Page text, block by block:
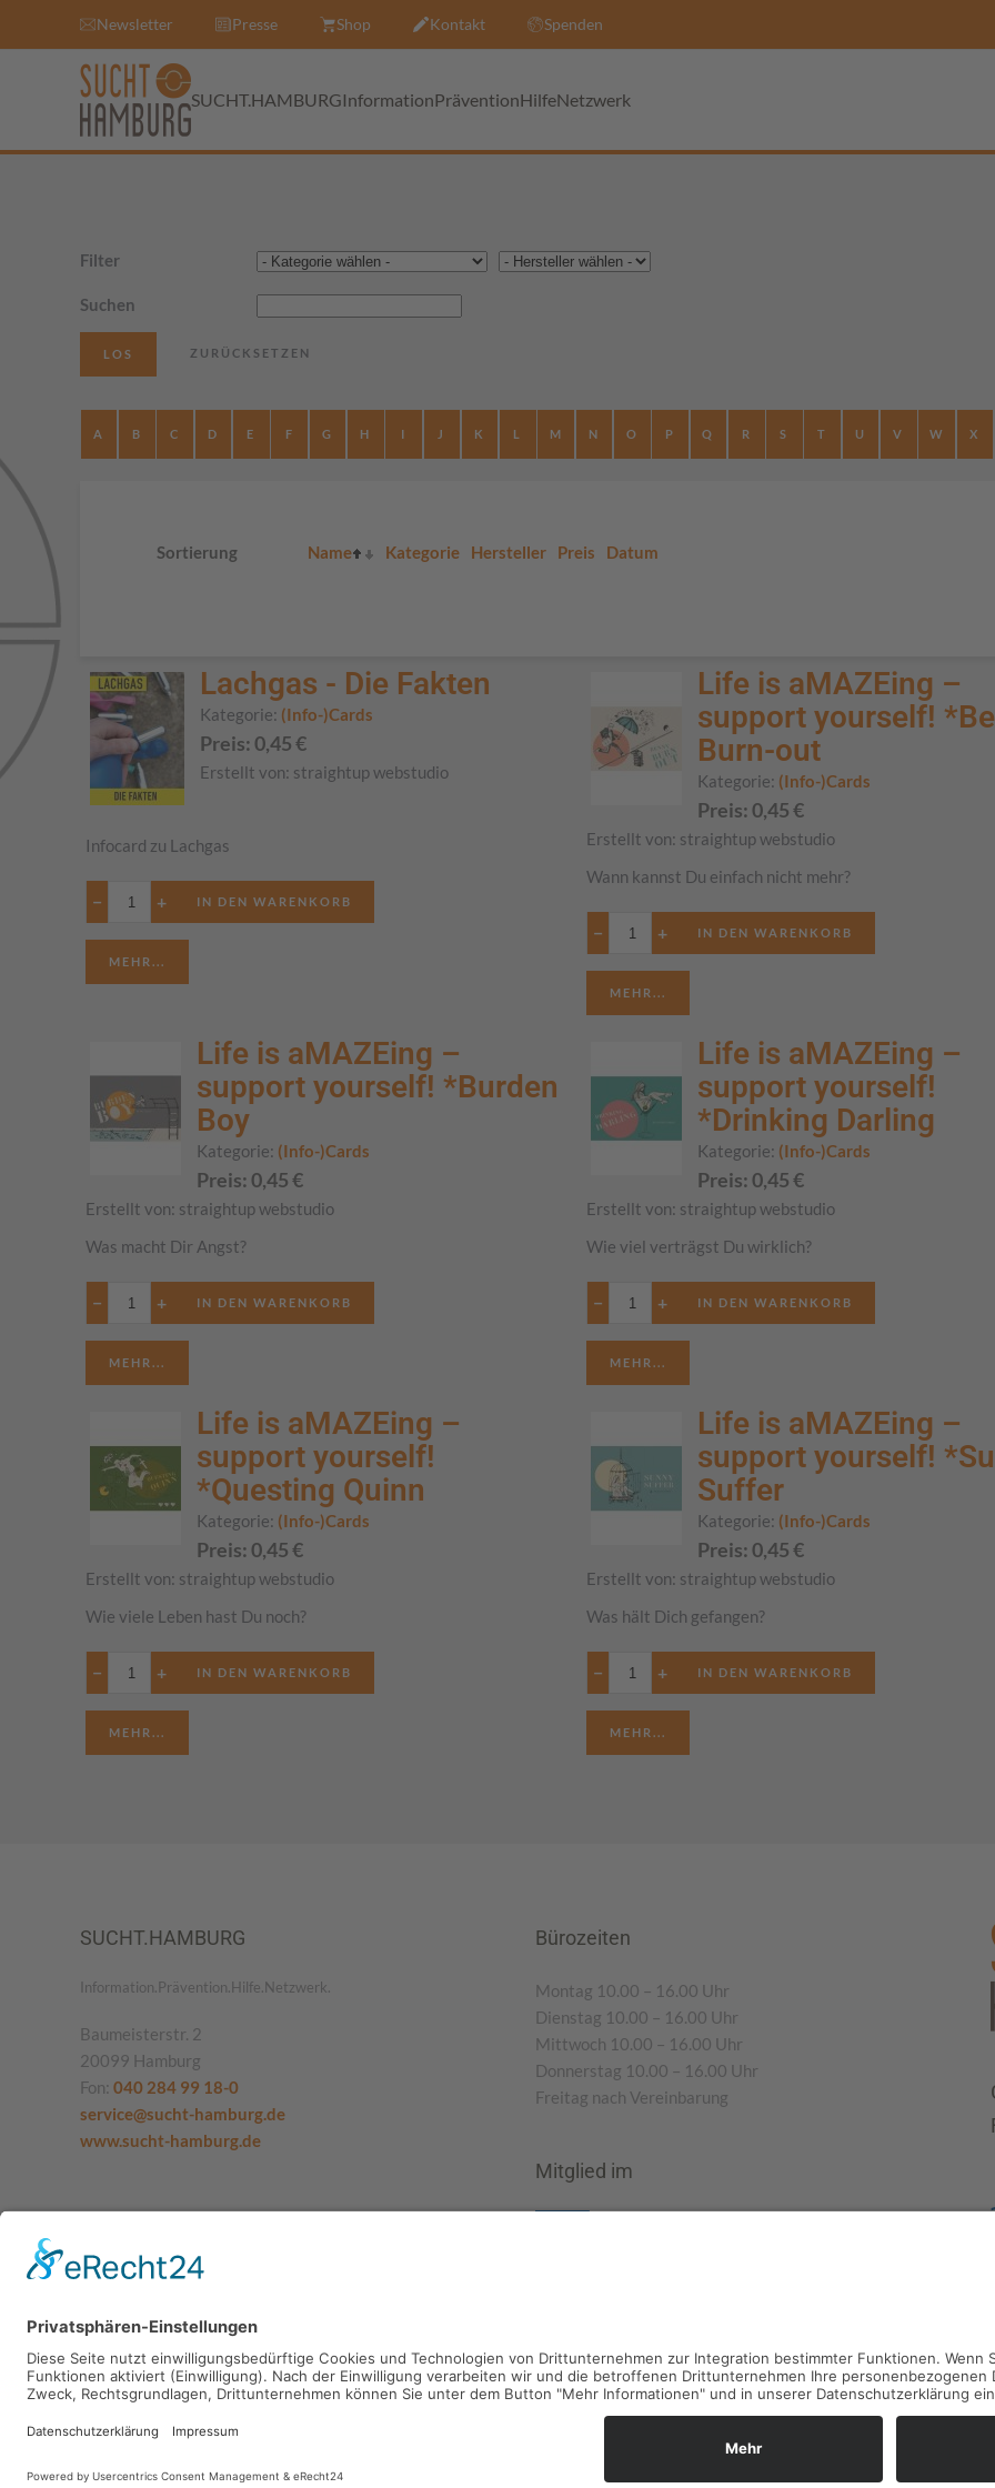
Newsletter Presse Shop Kontakt Spenden
SUCHT.HAMBURGInformationPräventionHilfeNetzwerk
Filter
Suchen
A B C D E F G H I J K L M N O P Q R S T U V W X
Sortierung Name Kategorie Hersteller Preis Datum
Lachgas - Die Fakten
Kategorie: (Info-)Cards
Preis: 0,45€
Erstellt von: straightup webstudio
Infocard zu Lachgas
− +
MEHR...
Life is aMAZEing –
support yourself!
Burn-out
Kategorie: (Info-)Cards
Preis: 0,45€
Erstellt von: straightup webstudio
Wann kannst Du einfach nicht mehr?
− +
MEHR...
Life is aMAZEing –
support yourself! *Burden
Boy
Kategorie: (Info-)Cards
Preis: 0,45€
Erstellt von: straightup webstudio
Was macht Dir Angst?
− +
MEHR...
Life is aMAZEing –
support yourself!
*Drinking Darling
Kategorie: (Info-)Cards
Preis: 0,45€
Erstellt von: straightup webstudio
Wie viel verträgst Du wirklich?
− +
MEHR...
Life is aMAZEing –
support yourself!
*Questing Quinn
Kategorie: (Info-)Cards
Preis: 0,45€
Erstellt von: straightup webstudio
Wie viele Leben hast Du noch?
− +
MEHR...
Life is aMAZEing –
support yourself!
Suffer
Kategorie: (Info-)Cards
Preis: 0,45€
Erstellt von: straightup webstudio
Was hält Dich gefangen?
− +
MEHR...
SUCHT.HAMBURG
Information.Prävention.Hilfe.Netzwerk.
Baumeisterstr. 2
20099 Hamburg
Fon: 040 284 99 18-0
service@sucht-hamburg.de
www.sucht-hamburg.de
Bürozeiten
Montag 10.00 – 16.00 Uhr
Dienstag 10.00 – 16.00 Uhr
Mittwoch 10.00 – 16.00 Uhr
Donnerstag 10.00 – 16.00 Uhr
Freitag nach Vereinbarung
Mitglied im
SUCHT.HAMBURG gGmbH